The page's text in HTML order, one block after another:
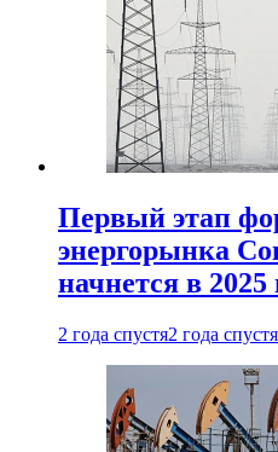
Первый этап
энергорынка
начнется в 2025
2 года спустя2 года спустя